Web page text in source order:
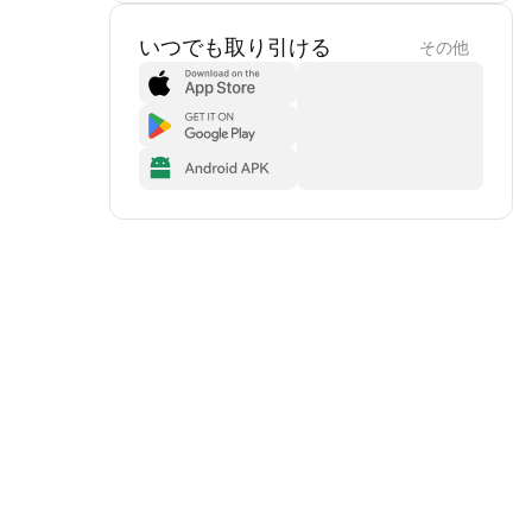
いつでも取り引ける その他